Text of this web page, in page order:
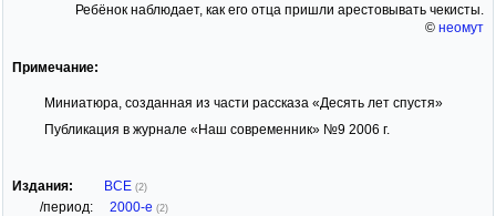
Ребёнок наблюдает, как его отца пришли арестовывать чекисты.
© неомут
Примечание:
Миниатюра, созданная из части рассказа «Десять лет спустя»
Публикация в журнале «Наш современник» №9 2006 г.
Издания: ВСЕ (2)
/период: 2000-е (2)